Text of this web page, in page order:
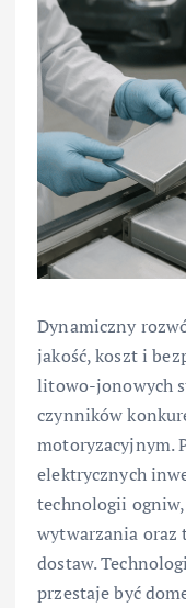
Dynamiczny
jakość, koszt i
litowo-jonowych
czynników
motoryzacyjnym.
elektrycznych
technologii
wytwarzania oraz
dostaw.
przestaje być